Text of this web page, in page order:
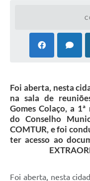
Foi aberta, nesta
na sala de
Gomes Colaço, a
do Conselho
COMTUR, e foi
ter acesso ao
Foi aberta, nesta